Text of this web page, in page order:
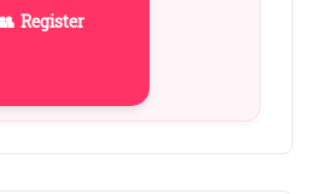
Register